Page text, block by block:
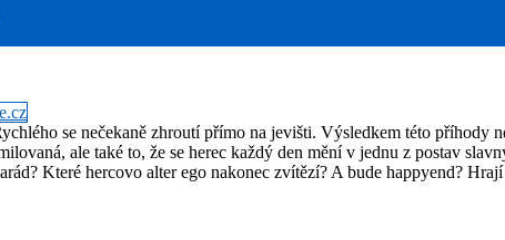
se nečekaně zhroutí přímo na jevišti. Výsledkem této
ale také to, že se herec každý den mění v jednu z postav
Které hercovo alter ego nakonec zvítězí? A bude happyend?